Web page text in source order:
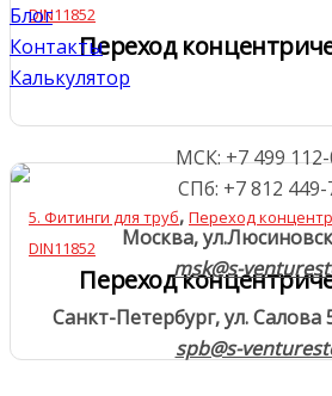
Блог
Контакты
Калькулятор
МСК: +7 499
СПб: +7 812 449-
Москва,
msk@s-
Санкт-Петербург, ул. Салова
spb@s-
DIN11852
Переход
5. Фитинги для труб, Переход
DIN11852
Переход